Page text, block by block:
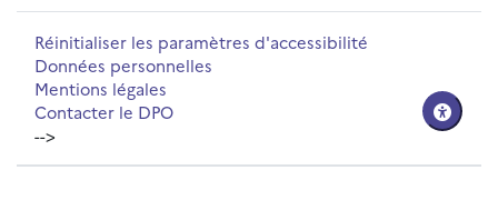
Réinitialiser les paramètres d'accessibilité
Données personnelles
Mentions légales
Contacter le DPO
-->